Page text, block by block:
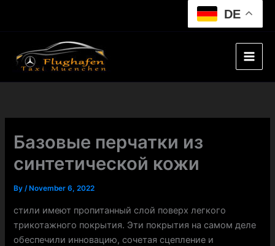
DE
Базовые перчатки из
синтетической кожи
By/ November 6, 2022
стили имеют пропитанный слой поверх легкого
трикотажного покрытия. Эти покрытия на самом деле
обеспечили инновацию, сочетая сцепление и